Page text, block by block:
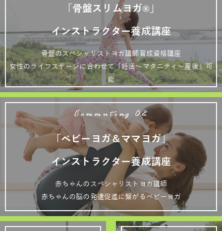
「骨盤スリムヨガ®」
インストラクター養成講座
骨盤のスペシャリストヨガ講師育成資格講座
女性のライフステージに合わせて「妊活～マタニティ～産後」可
能
Commuting 02
「ベビーヨガ＆ママヨガ」
インストラクター養成講座
赤ちゃんのスペシャリストヨガ講師
赤ちゃんの脳の発達促進に繋がるベビーヨガ